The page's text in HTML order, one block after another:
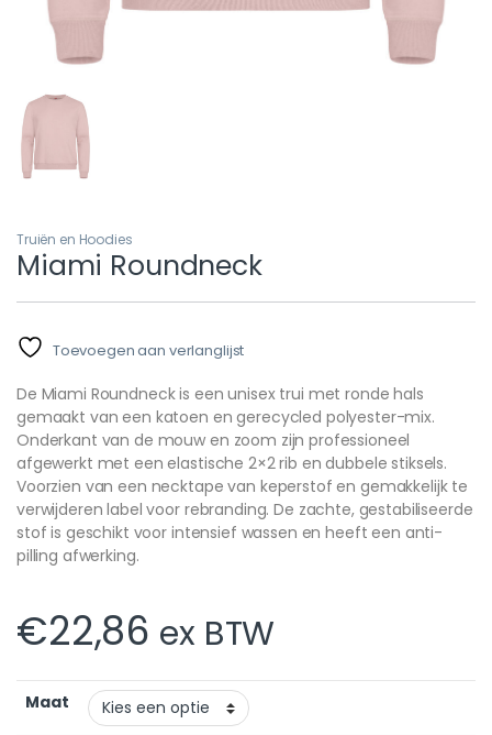
Truiën en Hoodies
Miami Roundneck
Toevoegen aan verlanglijst
De Miami Roundneck is een unisex trui met ronde hals
gemaakt van een katoen en gerecycled polyester-mix.
Onderkant van de mouw en zoom zijn professioneel
afgewerkt met een elastische 2×2 rib en dubbele stiksels.
Voorzien van een necktape van keperstof en gemakkelijk te
verwijderen label voor rebranding. De zachte, gestabiliseerde
stof is geschikt voor intensief wassen en heeft een anti-
pilling afwerking.
€22,86 ex BTW
Maat